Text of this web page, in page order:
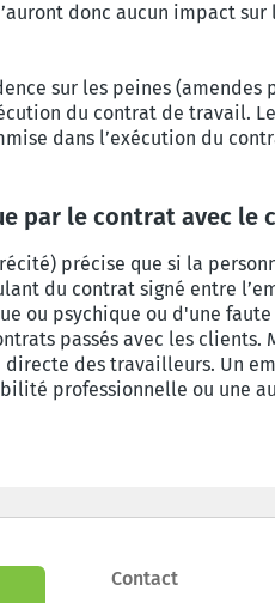
donc aucun impact
sur les peines
du contrat de travail.
dans l’exécution du
par le contrat avec le
précise que si la
du contrat signé entre
ou psychique ou d'une
passés avec les
des travailleurs. Un
professionnelle ou une
Contact